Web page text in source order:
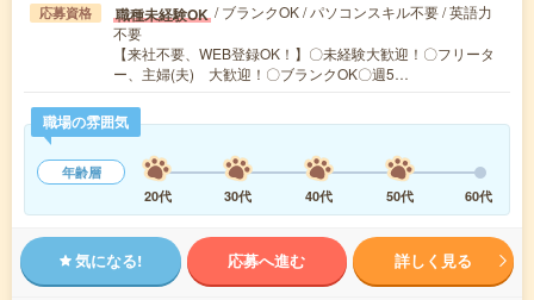
応募資格 職種未経験OK / ブランクOK / パソコンスキル不要 / 英語力
不要
【来社不要、WEB登録OK！】〇未経験大歓迎！〇フリータ
ー、主婦(夫) 大歓迎！〇ブランクOK〇週5…
職場の雰囲気
年齢層
20代
30代 40代 50代 60代
気になる! 応募へ進む 詳しく見る